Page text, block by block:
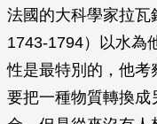
法國的大科學家拉瓦
1743-1794）以水為
性是最特別的，他
要把一種物質轉換